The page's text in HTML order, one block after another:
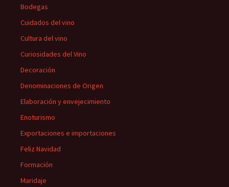
Bodegas
Cuidados del vino
Cultura del vino
Curiosidades del Vino
Decoración
Denominaciones de Origen
Elaboración y envejecimiento
Enoturismo
Exportaciones e importaciones
Feliz Navidad
Formación
Maridaje